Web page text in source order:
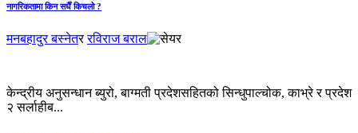
नागरिकतामा किन सधैँ किचलो ?
मनबहादुर बस्नेतररविराज बराल
केन्द्रीय अनुसन्धान ब्युरो, बाग्मती प्रदेशसहितको सिन्धुपाल्चोक, काभ्रे र प्रदेश
२ सर्लाहीब...